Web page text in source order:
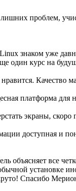
проблем,
знаком уже
один курс на
платформа
экраны,
доступная и
объясняет все
установке
Спасибо